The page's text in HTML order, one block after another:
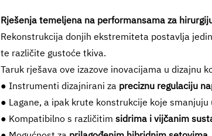
Rješenja temeljena na performansama za
Rekonstrukcija donjih ekstremiteta postavlja
te različite gustoće tkiva.
Taruk rješava ove izazove inovacijama u dizajnu
● Instrumenti dizajnirani za preciznu regulaciju
● Lagane, a ipak krute konstrukcije koje smanjuju
● Kompatibilno s različitim sidrima i vijčanim